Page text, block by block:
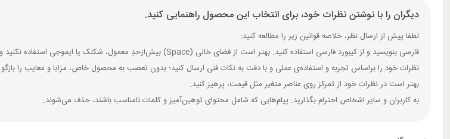
دیگران را با نوشتن نظرات خود، برای انتخاب این محصول راهنمایی کنید.
لطفا پیش از ارسال نظر، خلاصه قوانین زیر را مطالعه کنید:
فارسی بنویسید و از کیبورد فارسی استفاده کنید. بهتر است از فضای خالی (Space) بیش‌از‌حدِ معمول، شکلک یا ایموجی استفاده نکنید و از کشیدن حروف یا کلمات با صفحه‌کلید بپرهیزید.
نظرات خود را براساس تجربه و استفاده‌ی عملی و با دقت به نکات فنی ارسال کنید؛ بدون تعصب به محصول خاص، مزایا و معایب را
بهتر است در نظرات خود از تمرکز روی عناصر متغیر مثل قیمت، پرهیز کنید.
به کاربران و سایر اشخاص احترام بگذارید. پیام‌هایی که شامل محتوای توهین‌آمیز و کلمات نامناسب باشند، حذف می‌شوند.